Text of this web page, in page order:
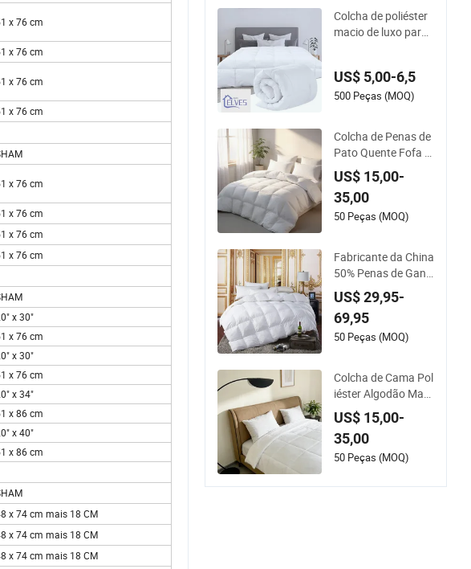
x 76 cm
x 76 cm
x 76 cm
x 76 cm
x 76 cm
x 76 cm
x 76 cm
x 76 cm
x 30"
x 76 cm
x 30"
x 76 cm
x 34"
x 86 cm
x 40"
x 86 cm
x 74 cm mais 18 CM
x 74 cm mais 18 CM
x 74 cm mais 18 CM
Colcha de poliéster
macio de luxo para
US$ 5,00-6,5
500 Peças (MOQ)
Colcha de Penas de
Pato Quente Fofa M
acia Edredom Edred
ons Têxtil para o Lar
US$ 15,00-
35,00
50 Peças (MOQ)
Fabricante da China
50% Penas de Gans
o Branco 50% Edred
om de Hotel
US$ 29,95-
69,95
50 Peças (MOQ)
Colcha de Cama Pol
iéster Algodão Maci
a Leve Quente Cobe
rtores Edredom Bra
nco
US$ 15,00-
35,00
50 Peças (MOQ)